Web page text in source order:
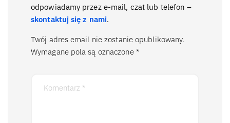
odpowiadamy przez e-mail, czat lub telefon –
skontaktuj się z nami.
Twój adres email nie zostanie opublikowany.
Wymagane pola są oznaczone *